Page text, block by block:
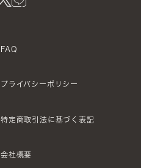
FAQ
プライバシーポリシー
特定商取引法に基づく表記
会社概要